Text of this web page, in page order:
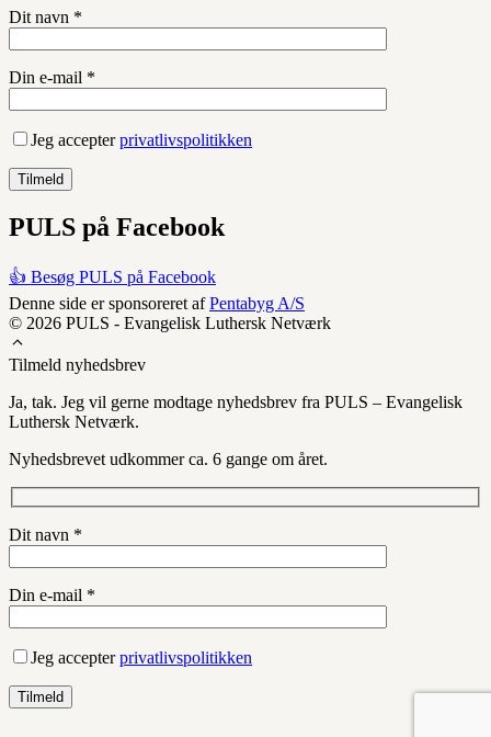
Dit navn *
Din e-mail *
Jeg accepterprivatlivspolitikken
PULS på Facebook
👍 Besøg PULS på Facebook
Denne side er sponsoreret afPentabyg A/S
© 2026 PULS - Evangelisk Luthersk Netværk
Tilmeld nyhedsbrev
Ja, tak. Jeg vil gerne modtage nyhedsbrev fra PULS – Evangelisk
Luthersk Netværk.
Nyhedsbrevet udkommer ca. 6 gange om året.
Dit navn *
Din e-mail *
Jeg accepterprivatlivspolitikken